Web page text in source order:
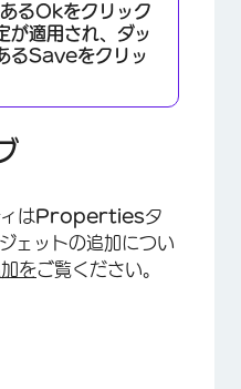
るOkをクリック
が適用され、ダッ
るSaveをクリッ
はPropertiesタ
ェットの追加につい
をご覧ください。